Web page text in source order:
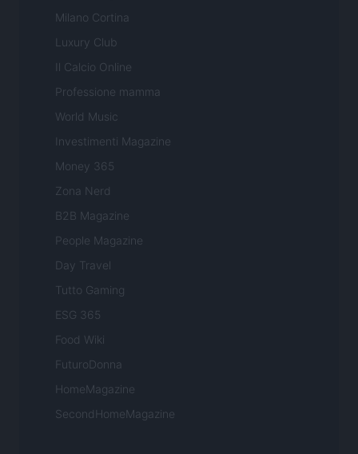
Milano Cortina
Luxury Club
Il Calcio Online
Professione mamma
World Music
Investimenti Magazine
Money 365
Zona Nerd
B2B Magazine
People Magazine
Day Travel
Tutto Gaming
ESG 365
Food Wiki
FuturoDonna
HomeMagazine
SecondHomeMagazine